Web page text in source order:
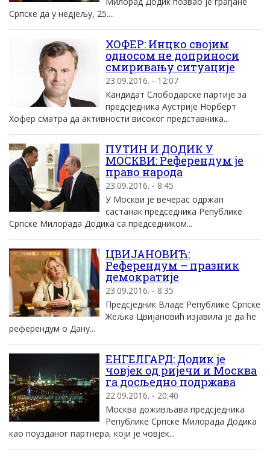
Српске да у недјељу, 25....
ХОФЕР: Инцко својим
односом не доприноси
смиривању ситуације
23.09.2016. - 12:07
Кандидат Слободарске партије за
предсједника Аустрије Норберт
Хофер сматра да активности високог представника...
ПУТИН И ДОДИК У
МОСКВИ: Референдум је
право народа
23.09.2016. - 8:45
У Москви је вечерас одржан
састанак председника Републике
Српске Милорада Додика са председником...
ЦВИЈАНОВИЋ:
Референдум – празник
демократије
23.09.2016. - 8:35
Предсједник Владе Републике Српске
Жељка Цвијановић изјавила је да ће
референдум о Дану...
ЕНГЕЛГАРД: Додик је
човјек од ријечи и Москва
га досљедно подржава
22.09.2016. - 20:40
Москва доживљава предсједника
Републике Српске Милорада Додика
као поузданог партнера, који је човјек...